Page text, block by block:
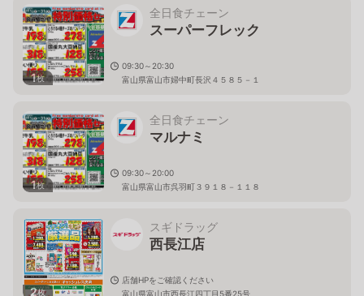
1枚
全日食チェーン
スーパーフレック
09:30～20:30
富山県富山市婦中町長沢４５８５－１
1枚
全日食チェーン
マルナミ
09:30～20:00
富山県富山市呉羽町３９１８－１１８
2枚
スギドラッグ
西長江店
店舗HPをご確認ください
富山県富山市西長江四丁目5番25号